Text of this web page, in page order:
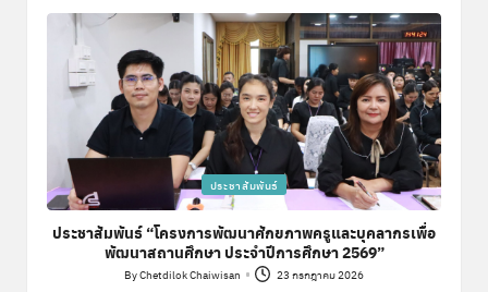
by
Posted
in
ประชาสัมพันธ์
ประชาสัมพันธ์ “โครงการพัฒนาศักยภาพครูและบุคลากรเพื่อ
พัฒนาสถานศึกษา ประจำปีการศึกษา 2569”
Posted
ByChetdilok Chaiwisan 23 กรกฎาคม 2026